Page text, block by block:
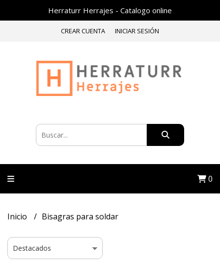
Herraturr Herrajes - Catalogo online
CREAR CUENTA INICIAR SESIÓN
0
Inicio Bisagras para soldar